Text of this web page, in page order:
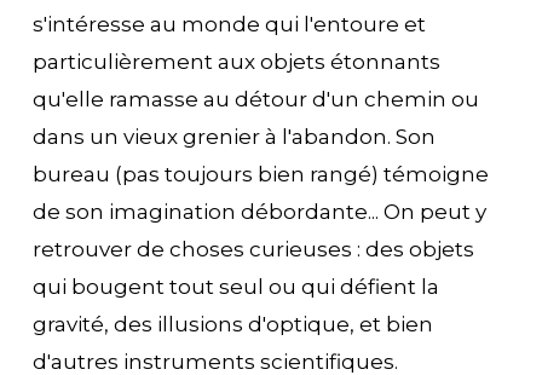
s'intéresse au monde qui l'entoure et
particulièrement aux objets étonnants
qu'elle ramasse au détour d'un chemin ou
dans un vieux grenier à l'abandon. Son
bureau (pas toujours bien rangé) témoigne
de son imagination débordante... On peut y
retrouver de choses curieuses : des objets
qui bougent tout seul ou qui défient la
gravité, des illusions d'optique, et bien
d'autres instruments scientifiques.